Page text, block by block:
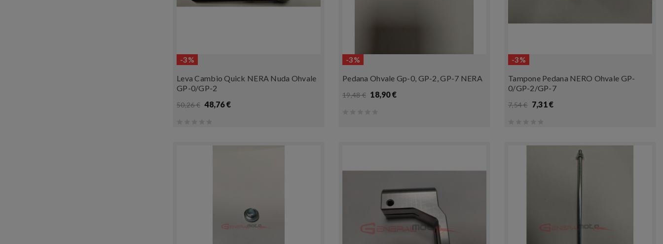
-3%
Leva Cambio Quick NERA Nuda Ohvale
GP-0/GP-2
50,26 € 48,76 €
-3%
Pedana Ohvale Gp-0, GP-2, GP-7 NERA
19,48 € 18,90 €
-3%
Tampone Pedana NERO Ohvale GP-
0/GP-2/GP-7
7,54 € 7,31 €